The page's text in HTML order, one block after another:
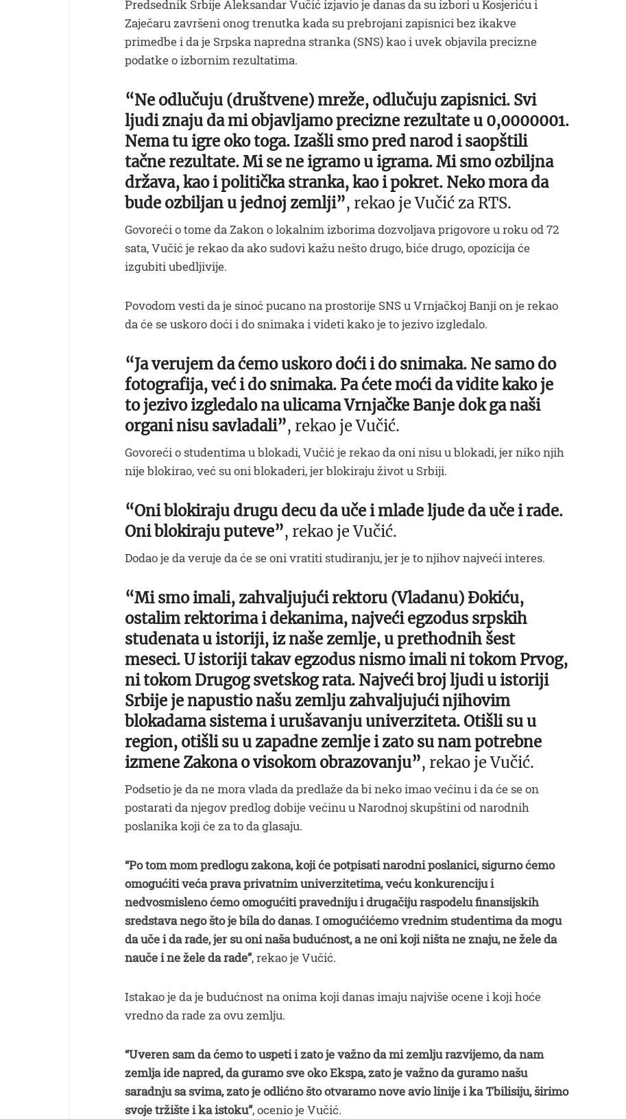
Predsednik Srbije Aleksandar Vučić izjavio je danas da su izbori u Kosjeriću i
Zaječaru završeni onog trenutka kada su prebrojani zapisnici bez ikakve
primedbe i da je Srpska napredna stranka (SNS) kao i uvek objavila precizne
podatke o izbornim rezultatima.
“Ne odlučuju (društvene) mreže, odlučuju zapisnici. Svi
ljudi znaju da mi objavljamo precizne rezultate u 0,0000001.
Nema tu igre oko toga. Izašli smo pred narod i saopštili
tačne rezultate. Mi se ne igramo u igrama. Mi smo ozbiljna
država, kao i politička stranka, kao i pokret. Neko mora da
bude ozbiljan u jednoj zemlji”, rekao je Vučić za RTS.
Govoreći o tome da Zakon o lokalnim izborima dozvoljava prigovore u roku od 72
sata, Vučić je rekao da ako sudovi kažu nešto drugo, biće drugo, opozicija će
izgubiti ubedljivije.
Povodom vesti da je sinoć pucano na prostorije SNS u Vrnjačkoj Banji on je rekao
da će se uskoro doći i do snimaka i videti kako je to jezivo izgledalo.
“Ja verujem da ćemo uskoro doći i do snimaka. Ne samo do
fotografija, već i do snimaka. Pa ćete moći da vidite kako je
to jezivo izgledalo na ulicama Vrnjačke Banje dok ga naši
organi nisu savladali”, rekao je Vučić.
Govoreći o studentima u blokadi, Vučić je rekao da oni nisu u blokadi, jer niko njih
nije blokirao, već su oni blokaderi, jer blokiraju život u Srbiji.
“Oni blokiraju drugu decu da uče i mlade ljude da uče i rade.
Oni blokiraju puteve”, rekao je Vučić.
Dodao je da veruje da će se oni vratiti studiranju, jer je to njihov najveći interes.
“Mi smo imali, zahvaljujući rektoru (Vladanu) Đokiću,
ostalim rektorima i dekanima, najveći egzodus srpskih
studenata u istoriji, iz naše zemlje, u prethodnih šest
meseci. U istoriji takav egzodus nismo imali ni tokom Prvog,
ni tokom Drugog svetskog rata. Najveći broj ljudi u istoriji
Srbije je napustio našu zemlju zahvaljujući njihovim
blokadama sistema i urušavanju univerziteta. Otišli su u
region, otišli su u zapadne zemlje i zato su nam potrebne
izmene Zakona o visokom obrazovanju”, rekao je Vučić.
Podsetio je da ne mora vlada da predlaže da bi neko imao većinu i da će se on
postarati da njegov predlog dobije većinu u Narodnoj skupštini od narodnih
poslanika koji će za to da glasaju.
“Po tom mom predlogu zakona, koji će potpisati narodni poslanici, sigurno ćemo
omogućiti veća prava privatnim univerzitetima, veću konkurenciju i
nedvosmisleno ćemo omogućiti pravedniju i drugačiju raspodelu finansijskih
sredstava nego što je bila do danas. I omogućićemo vrednim studentima da mogu
da uče i da rade, jer su oni naša budućnost, a ne oni koji ništa ne znaju, ne žele da
nauče i ne žele da rade”, rekao je Vučić.
Istakao je da je budućnost na onima koji danas imaju najviše ocene i koji hoće
vredno da rade za ovu zemlju.
“Uveren sam da ćemo to uspeti i zato je važno da mi zemlju razvijemo, da nam
zemlja ide napred, da guramo sve oko Ekspa, zato je važno da guramo našu
saradnju sa svima, zato je odlićno što otvaramo nove avio linije i ka Tbilisiju, širimo
svoje tržište i ka istoku”, ocenio je Vučić.